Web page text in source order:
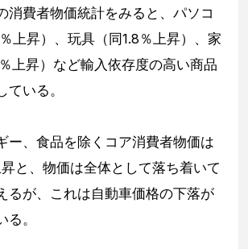
消費者物価統計をみると、パソコ
上昇）、玩具（同1.8％上昇）、家
上昇）など輸入依存度の高い商品
ている。
ー、食品を除くコア消費者物価は
と、物価は全体として落ち着いて
るが、これは自動車価格の下落が
。